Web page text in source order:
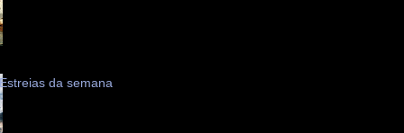
da semana